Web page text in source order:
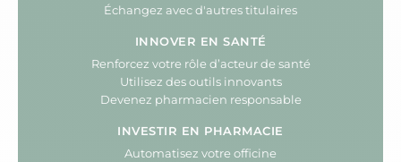
Échangez avec d'autres titulaires
INNOVER EN SANTÉ
Renforcez votre rôle d’acteur de santé
Utilisez des outils innovants
Devenez pharmacien responsable
INVESTIR EN PHARMACIE
Automatisez votre officine